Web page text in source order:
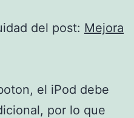
del post: Mejora
el iPod debe
por lo que